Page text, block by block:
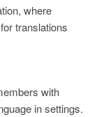
where
translations
with
in settings.